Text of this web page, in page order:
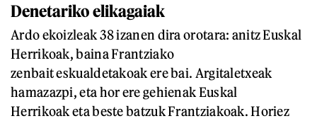
Denetariko elikagaiak
Ardo ekoizleak 38 izanen dira orotara: anitz Euskal
Herrikoak, baina Frantziako
zenbait eskualdetakoak ere bai. Argitaletxeak
hamazazpi, eta hor ere gehienak Euskal
Herrikoak eta beste batzuk Frantziakoak. Horiez